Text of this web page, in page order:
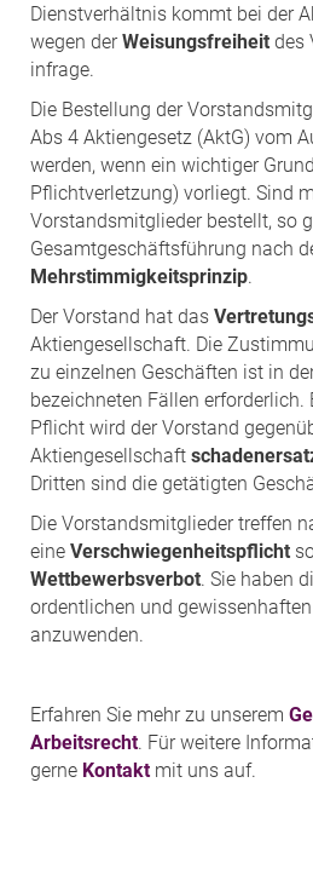
Dienstverhältnis kommt bei der
wegen derWeisungsfreiheit des
infrage.
Die Bestellung der
Abs 4 Aktiengesetz (AktG) vom
werden, wenn ein wichtiger
Pflichtverletzung) vorliegt. Sind
Vorstandsmitglieder bestellt, so
Gesamtgeschäftsführung nach
Mehrstimmigkeitsprinzip.
Der Vorstand hat das
Aktiengesellschaft. Die
zu einzelnen Geschäften ist in
bezeichneten Fällen erforderlich.
Pflicht wird der Vorstand
Aktiengesellschaft
Dritten sind die getätigten
Die Vorstandsmitglieder treffen
eine Verschwiegenheitspflicht
Wettbewerbsverbot. Sie haben
ordentlichen und
anzuwenden.
Erfahren Sie mehr zu unserem
Arbeitsrecht. Für weitere
gerne Kontaktmit uns auf.